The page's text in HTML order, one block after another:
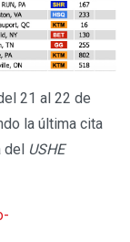
21 al 22 de
la última cita
del USHE